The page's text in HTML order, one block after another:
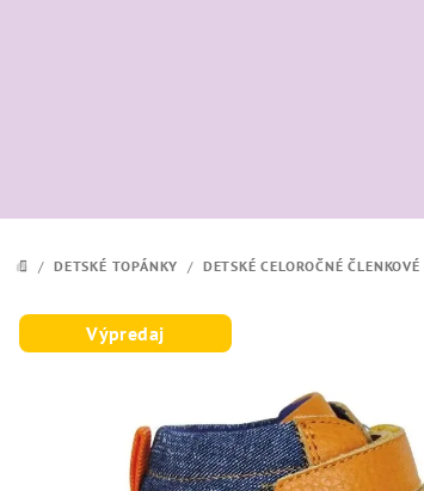
DOMOV
/ DETSKÉ TOPÁNKY / DETSKÉ CELOROČNÉ ČLENKOVÉ
Výpredaj